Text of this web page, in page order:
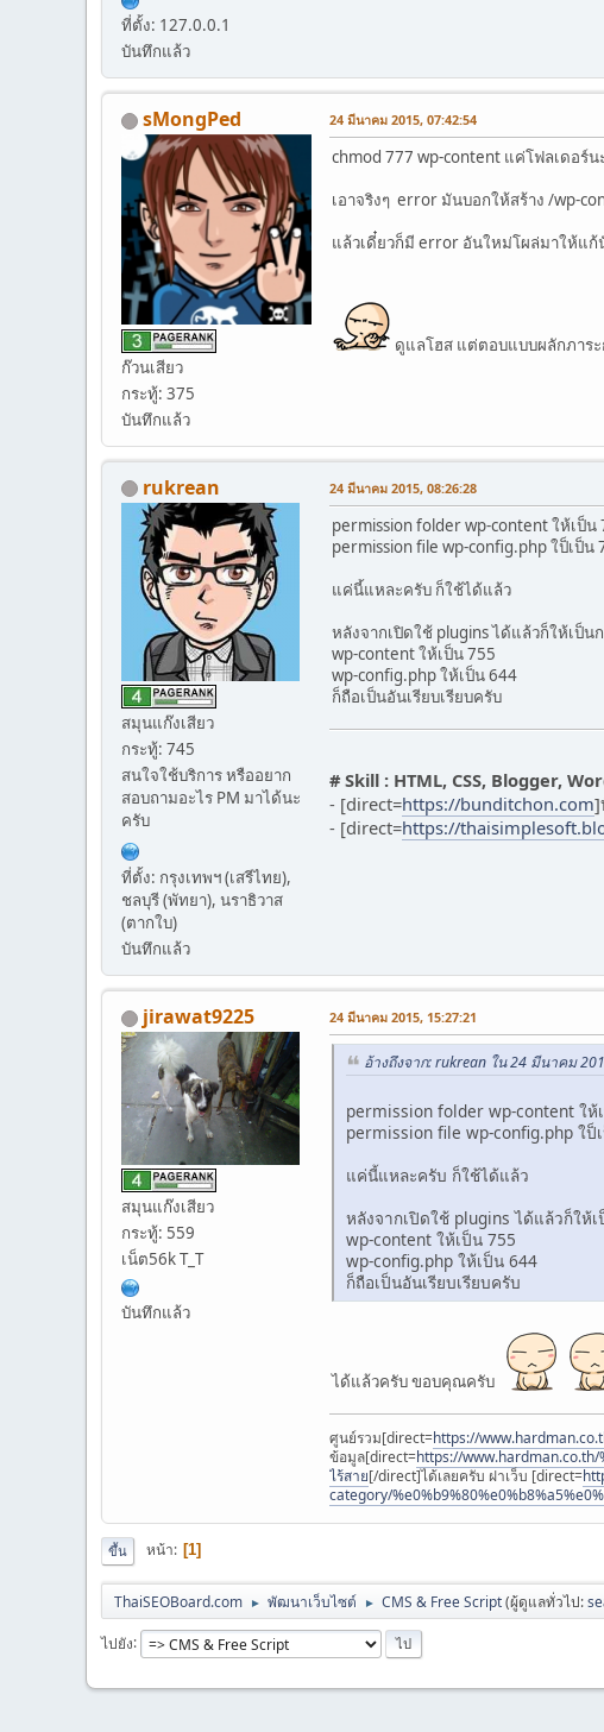
ที่ตั้ง: 127.0.0.1
บันทึกแล้ว
sMongPed
ก๊วนเสียว
กระทู้: 375
บันทึกแล้ว
24 มีนาคม 2015, 07:42:54
chmod 777 wp-content แค่โฟลเดอร์น
เอาจริงๆ error มันบอกให้สร้าง /wp-
แล้วเดี๋ยวก็มี error อันใหม่โผล่มาให้แก้
ดูแลโฮส แต่ตอบแบบผลักภาร
rukrean
สมุนแก๊งเสียว
กระทู้: 745
สนใจใช้บริการ หรืออยาก
สอบถามอะไร PM มาได้นะ
ครับ
ที่ตั้ง: กรุงเทพฯ (เสรีไทย),
ชลบุรี (พัทยา), นราธิวาส
(ตากใบ)
บันทึกแล้ว
24 มีนาคม 2015, 08:26:28
permission folder wp-content ให้เป็น
permission file wp-config.php ใป็เป็น
แค่นี้แหละครับ ก็ใช้ได้แล้ว
หลังจากเปิดใช้ plugins ได้แล้วก็ให้เป็น
wp-content ให้เป็น 755
wp-config.php ให้เป็น 644
ก็ถือเป็นอันเรียบเรียบครับ
# Skill : HTML, CSS, Blogger,
- [direct=https://bunditchon.com]
- [direct=https://
jirawat9225
สมุนแก๊งเสียว
กระทู้: 559
เน็ต56k T_T
บันทึกแล้ว
24 มีนาคม 2015, 15:27:21
อ้างถึงจาก: rukrean ใน 24 มีนาคม
permission folder wp-content ให้
permission file wp-config.php ใป็
แค่นี้แหละครับ ก็ใช้ได้แล้ว
หลังจากเปิดใช้ plugins ได้แล้วก็ให้
wp-content ให้เป็น 755
wp-config.php ให้เป็น 644
ก็ถือเป็นอันเรียบเรียบครับ
ได้แล้วครับ ขอบคุณครับ
ศูนย์รวม[direct=https://
ข้อมูล[direct=https://www.hardman.co.th/
ไร้สาย[/direct]ได้เลยครับ ฝาเว็บ [direct=
category/
ขึ้น หน้า 1
ThaiSEOBoard.com ► พัฒนาเว็บไซต์ ► CMS & Free Script(ผู้ดูแลทั่วไป:
ไปยัง